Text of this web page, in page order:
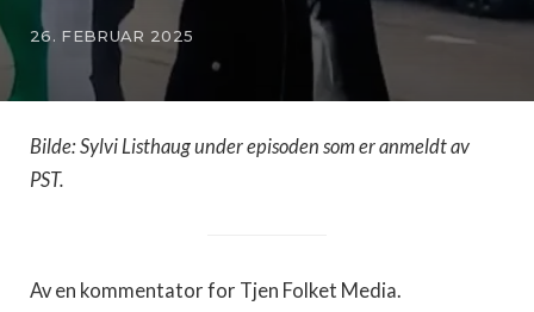
26. FEBRUAR 2025
Bilde: Sylvi Listhaug under episoden som er anmeldt av
PST.
Av en kommentator for Tjen Folket Media.